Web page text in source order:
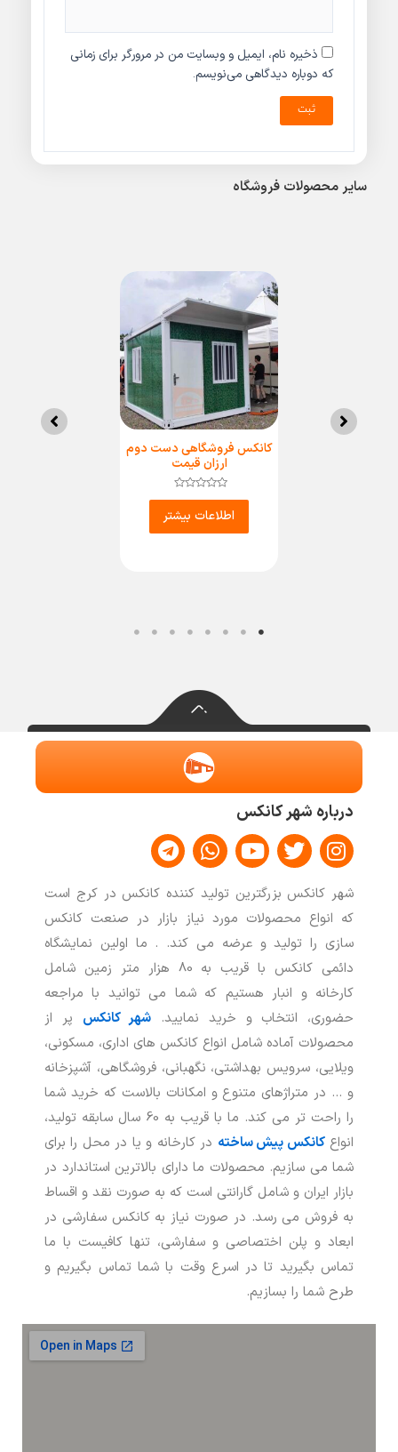
ذخیره نام، ایمیل و وبسایت من در مرورگر برای زمانی
که دوباره دیدگاهی می‌نویسم.
سایر محصولات فروشگاه
کانکس فروشگاهی دست دوم
ارزان قیمت
امتیاز
از
اطلاعات بیشتر
درباره شهر کانکس
I
n
s
t
a
g
r
a
m
T
w
i
t
t
e
r
Y
o
u
t
u
b
e
W
h
a
t
s
a
p
p
T
e
l
e
g
r
a
m
شهر کانکس بزرگترین تولید کننده کانکس در کرج است
که انواع محصولات مورد نیاز بازار در صنعت کانکس
سازی را تولید و عرضه می کند. . ما اولین نمایشگاه
دائمی کانکس با قریب به 80 هزار متر زمین شامل
کارخانه و انبار هستیم که شما می توانید با مراجعه
حضوری، انتخاب و خرید نمایید. شهر کانکس پر از
محصولات آماده شامل انواع کانکس های اداری، مسکونی،
ویلایی، سرویس بهداشتی، نگهبانی، فروشگاهی، آشپزخانه
و … در متراژهای متنوع و امکانات بالاست که خرید شما
را راحت تر می کند. ما با قریب به 60 سال سابقه تولید،
انواعکانکس پیش ساخته در کارخانه و یا در محل را برای
شما می سازیم. محصولات ما دارای بالاترین استاندارد در
بازار ایران و شامل گارانتی است که به صورت نقد و اقساط
به فروش می رسد. در صورت نیاز به کانکس سفارشی در
ابعاد و پلن اختصاصی و سفارشی، تنها کافیست با ما
تماس بگیرید تا در اسرع وقت با شما تماس بگیریم و
طرح شما را بسازیم.